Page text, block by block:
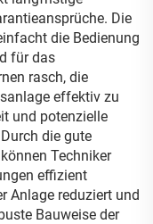
Die
die Bedienung
für das
rasch, die
effektiv zu
und potenzielle
die gute
Techniker
effizient
Anlage reduziert und
Bauweise der